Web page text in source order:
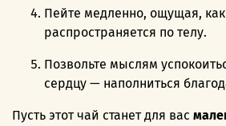
Пейте медленно, ощущая,
распространяется по телу.
Позвольте мыслям
сердцу — наполнить­ся
Пусть этот чай станет для вас